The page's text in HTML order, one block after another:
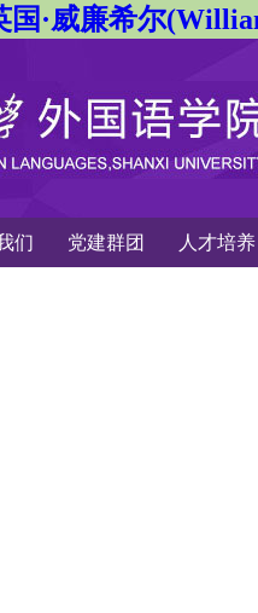
国·威廉希尔
们 党建群团 人才培养